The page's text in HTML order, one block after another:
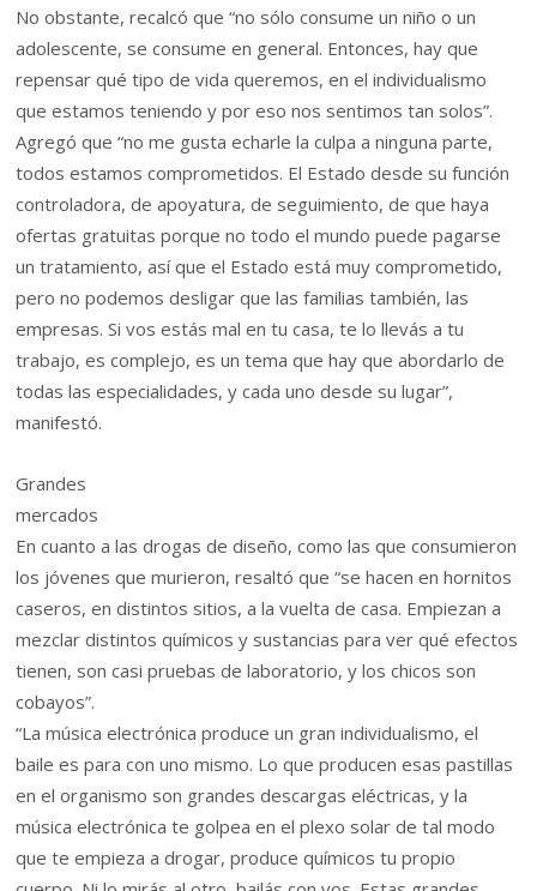
No obstante, recalcó que “no sólo consume un niño o un
adolescente, se consume en general. Entonces, hay que
repensar qué tipo de vida queremos, en el individualismo
que estamos teniendo y por eso nos sentimos tan solos”.
Agregó que “no me gusta echarle la culpa a ninguna parte,
todos estamos comprometidos. El Estado desde su función
controladora, de apoyatura, de seguimiento, de que haya
ofertas gratuitas porque no todo el mundo puede pagarse
un tratamiento, así que el Estado está muy comprometido,
pero no podemos desligar que las familias también, las
empresas. Si vos estás mal en tu casa, te lo llevás a tu
trabajo, es complejo, es un tema que hay que abordarlo de
todas las especialidades, y cada uno desde su lugar”,
manifestó.
Grandes
mercados
En cuanto a las drogas de diseño, como las que consumieron
los jóvenes que murieron, resaltó que “se hacen en hornitos
caseros, en distintos sitios, a la vuelta de casa. Empiezan a
mezclar distintos químicos y sustancias para ver qué efectos
tienen, son casi pruebas de laboratorio, y los chicos son
cobayos”.
“La música electrónica produce un gran individualismo, el
baile es para con uno mismo. Lo que producen esas pastillas
en el organismo son grandes descargas eléctricas, y la
música electrónica te golpea en el plexo solar de tal modo
que te empieza a drogar, produce químicos tu propio